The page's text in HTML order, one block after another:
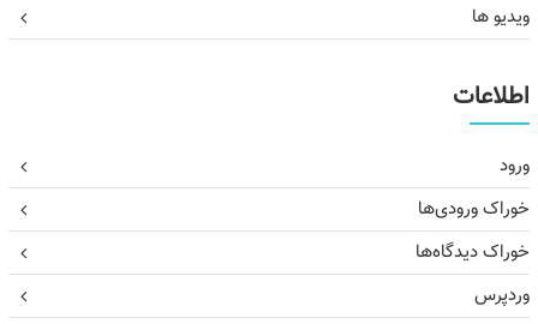
ویدیو ها
اطلاعات
ورود
خوراک ورودی‌ها
خوراک دیدگاه‌ها
وردپرس